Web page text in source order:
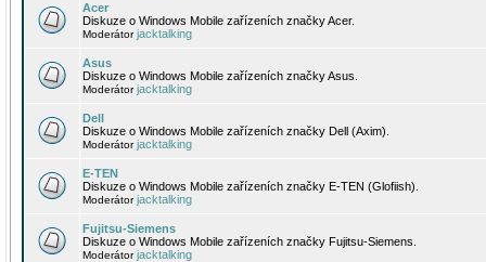
Acer
Diskuze o Windows Mobile zařízeních značky Acer.
Moderátorjacktalking
Asus
Diskuze o Windows Mobile zařízeních značky Asus.
Moderátorjacktalking
Dell
Diskuze o Windows Mobile zařízeních značky Dell (Axim).
Moderátorjacktalking
E-TEN
Diskuze o Windows Mobile zařízeních značky E-TEN (Glofiish).
Moderátorjacktalking
Fujitsu-Siemens
Diskuze o Windows Mobile zařízeních značky Fujitsu-Siemens.
Moderátorjacktalking